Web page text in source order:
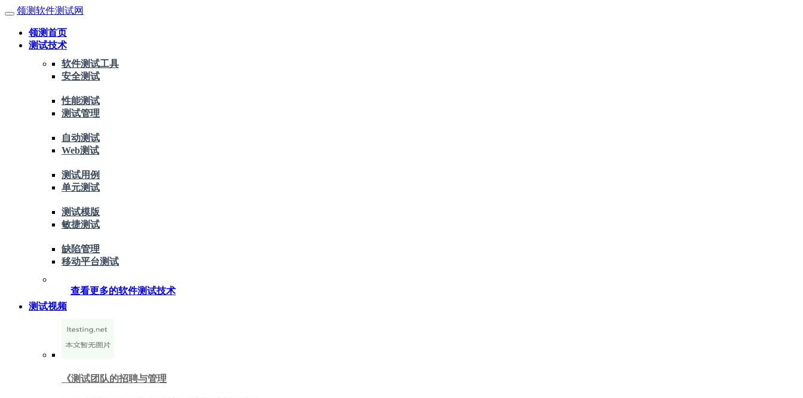
领测软件测试网
领测首页
测试技术
软件测试工具
安全测试
性能测试
测试管理
自动测试
Web测试
测试用例
单元测试
测试模版
敏捷测试
缺陷管理
移动平台测试
查看更多的软件测试技术
测试视频
《测试团队的招聘与管理